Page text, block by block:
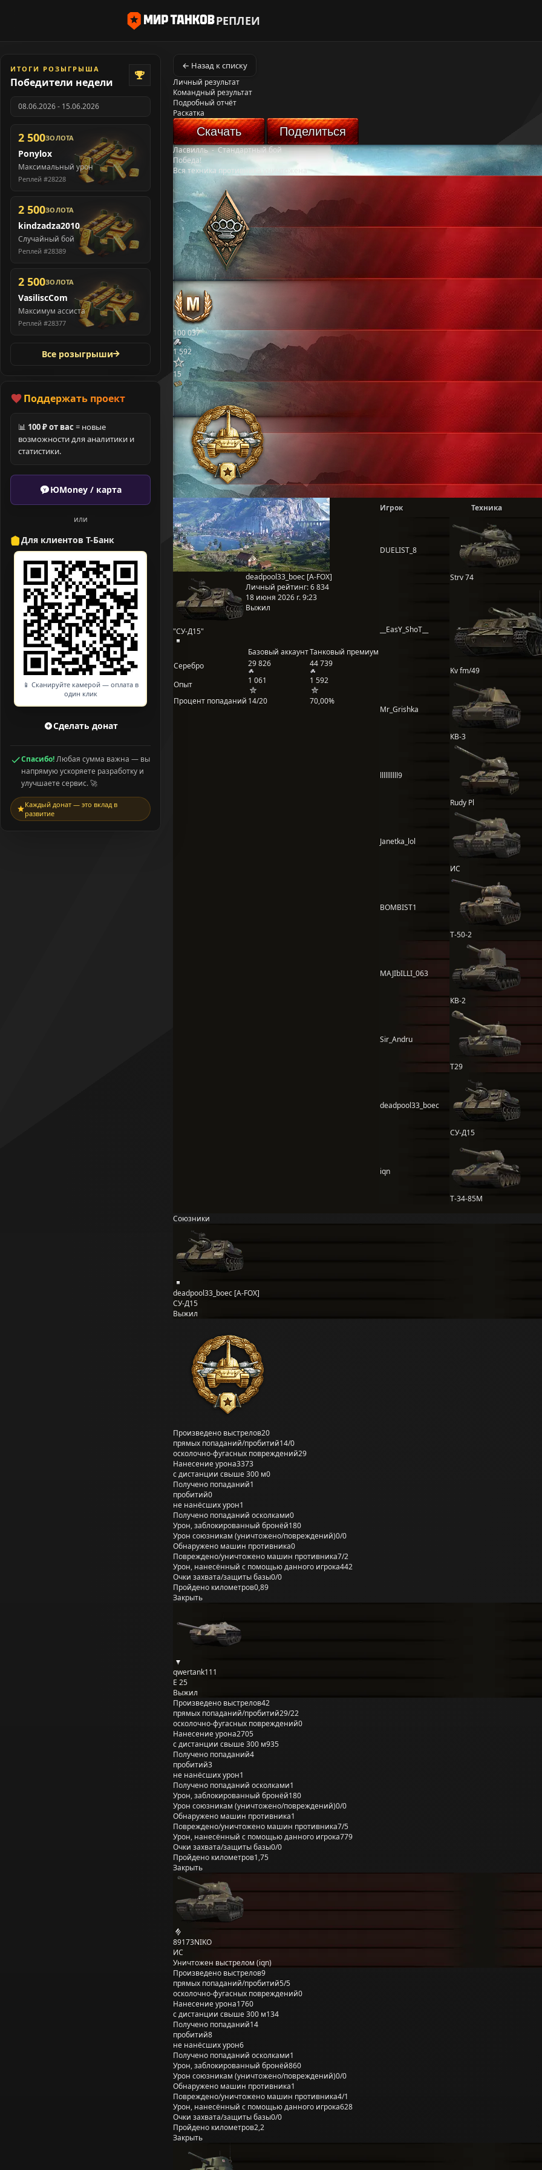
РЕПЛЕИ
ИТОГИ РОЗЫГРЫША
Победители недели
08.06.2026 - 15.06.2026
2 500ЗОЛОТА
Ponylox
Максимальный урон
Реплей #28228
2 500ЗОЛОТА
kindzadza2010
Случайный бой
Реплей #28389
2 500ЗОЛОТА
VasiliscCom
Максимум ассиста
Реплей #28377
Все розыгрыши
Поддержать проект
📊 100 ₽ от вас = новые
возможности для аналитики и
статистики.
ЮMoney / карта
или
Для клиентов Т-Банк
📱 Сканируйте камерой — оплата в
один клик
Сделать донат
Спасибо!Любая сумма важна — вы
напрямую ускоряете разработку и
улучшаете сервис. 🚀
Каждый донат — это вклад в
развитие
← Назад к списку
Личный результат
Командный результат
Подробный отчёт
Раскатка
Скачать Поделиться
Ласвилль-Стандартный бой
Победа!
Вся техника противника уничтожена
100 037
1 592
15
"СУ-Д15"
deadpool33_boec [A-FOX]
Личный рейтинг:6 834
18 июня 2026 г. 9:23
Выжил
Базовый аккаунтТанковый премиум
Серебро
29 826 44 739
Опыт 1 061
1 592
Процент попаданий 14/20 70,00%
Игрок Техника
DUELIST_8
Strv 74
__EasY_ShoT__
Kv fm/49
Mr_Grishka
КВ-3
llllllllll9
Rudy Pl
Janetka_lol
ИС
BOMBIST1
Т-50-2
MAJIbILLI_063
КВ-2
Sir_Andru
T29
deadpool33_boec
СУ-Д15
iqn
Т-34-85М
Союзники
deadpool33_boec [A-FOX]
СУ-Д15
Выжил
Произведено выстрелов20
прямых попаданий/пробитий14/0
осколочно-фугасных повреждений29
Нанесение урона3373
с дистанции свыше 300 м0
Получено попаданий1
пробитий0
не нанёсших урон1
Получено попаданий осколками0
Урон, заблокированный бронёй180
Урон союзникам (уничтожено/повреждений)0/0
Обнаружено машин противника0
Повреждено/уничтожено машин противника7/2
Урон, нанесённый с помощью данного игрока442
Очки захвата/защиты базы0/0
Пройдено километров0,89
Закрыть
qwertank111
E 25
Выжил
Произведено выстрелов42
прямых попаданий/пробитий29/22
осколочно-фугасных повреждений0
Нанесение урона2705
с дистанции свыше 300 м935
Получено попаданий4
пробитий3
не нанёсших урон1
Получено попаданий осколками1
Урон, заблокированный бронёй180
Урон союзникам (уничтожено/повреждений)0/0
Обнаружено машин противника1
Повреждено/уничтожено машин противника7/5
Урон, нанесённый с помощью данного игрока779
Очки захвата/защиты базы0/0
Пройдено километров1,75
Закрыть
89173NIKO
ИС
Уничтожен выстрелом (iqn)
Произведено выстрелов9
прямых попаданий/пробитий5/5
осколочно-фугасных повреждений0
Нанесение урона1760
с дистанции свыше 300 м134
Получено попаданий14
пробитий8
не нанёсших урон6
Получено попаданий осколками1
Урон, заблокированный бронёй860
Урон союзникам (уничтожено/повреждений)0/0
Обнаружено машин противника1
Повреждено/уничтожено машин противника4/1
Урон, нанесённый с помощью данного игрока628
Очки захвата/защиты базы0/0
Пройдено километров2,2
Закрыть